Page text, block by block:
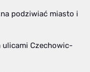
podziwiać miasto i
ulicami Czechowic-